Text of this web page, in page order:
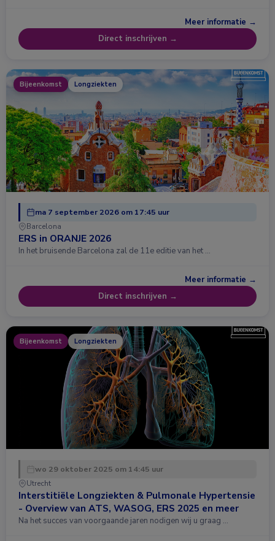
Meer informatie →
Direct inschrijven →
Bijeenkomst Longziekten
ma 7 september 2026 om 17:45 uur
Barcelona
ERS in ORANJE 2026
In het bruisende Barcelona zal de 11e editie van het …
Meer informatie →
Direct inschrijven →
Bijeenkomst Longziekten
wo 29 oktober 2025 om 14:45 uur
Utrecht
Interstitiële Longziekten & Pulmonale Hypertensie
- Overview van ATS, WASOG, ERS 2025 en meer
Na het succes van voorgaande jaren nodigen wij u graag …